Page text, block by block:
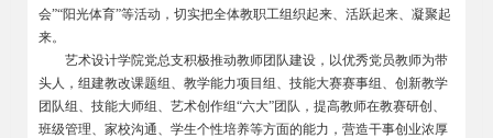
会”“阳光体育”等活动，切实把全体教职工组织起来、活跃起来、凝聚起
来。
艺术设计学院党总支积极推动教师团队建设，以优秀党员教师为带
头人，组建教改课题组、教学能力项目组、技能大赛赛事组、创新教学
团队组、技能大师组、艺术创作组“六大”团队，提高教师在教赛研创、
班级管理、家校沟通、学生个性培养等方面的能力，营造干事创业浓厚